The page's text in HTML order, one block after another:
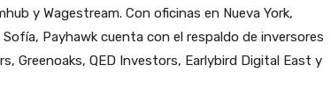
y Wagestream. Con oficinas en Nueva York,
Payhawk cuenta con el respaldo de inversores
Greenoaks, QED Investors, Earlybird Digital East y